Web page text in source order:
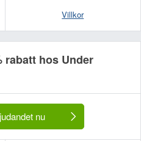
Villkor
rabatt hos Under
nu